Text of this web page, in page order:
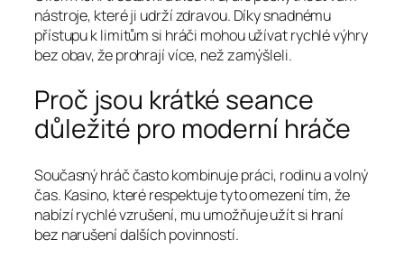
nástroje, které ji udrží zdravou. Díky snadnému
přístupu k limitům si hráči mohou užívat rychlé výhry
bez obav, že prohrají více, než zamýšleli.
Proč jsou krátké seance
důležité pro moderní hráče
Současný hráč často kombinuje práci, rodinu a volný
čas. Kasino, které respektuje tyto omezení tím, že
nabízí rychlé vzrušení, mu umožňuje užít si hraní
bez narušení dalších povinností.